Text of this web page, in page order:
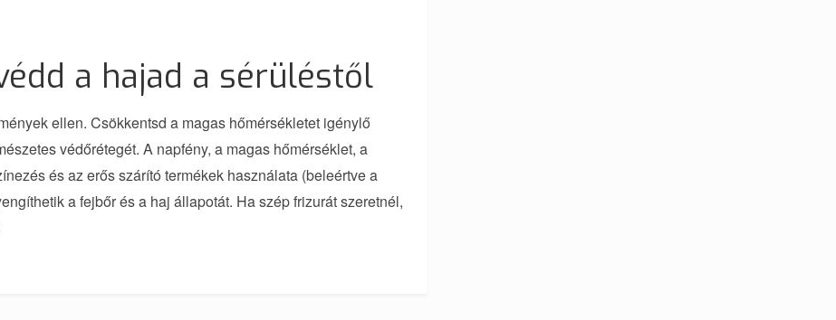
a hajad a sérüléstől
ellen. Csökkentsd a magas hőmérsékletet igénylő
védőrétegét. A napfény, a magas hőmérséklet, a
és az erős szárító termékek használata (beleértve a
a fejbőr és a haj állapotát. Ha szép frizurát szeretnél,